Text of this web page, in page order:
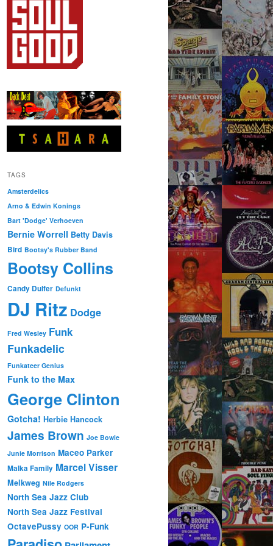
TAGS
Amsterdelics
Arno & Edwin Konings
Bart 'Dodge' Verhoeven
Bernie Worrell Betty Davis
Bird Bootsy's Rubber Band
Bootsy Collins
Candy Dulfer Defunkt
DJ Ritz Dodge
Fred Wesley Funk
Funkadelic
Funkateer Genius
Funk to the Max
George Clinton
Gotcha! Herbie Hancock
James Brown Joe Bowie
Junie Morrison Maceo Parker
Malka Family Marcel Visser
Melkweg Nile Rodgers
North Sea Jazz Club
North Sea Jazz Festival
OctavePussy OOR P-Funk